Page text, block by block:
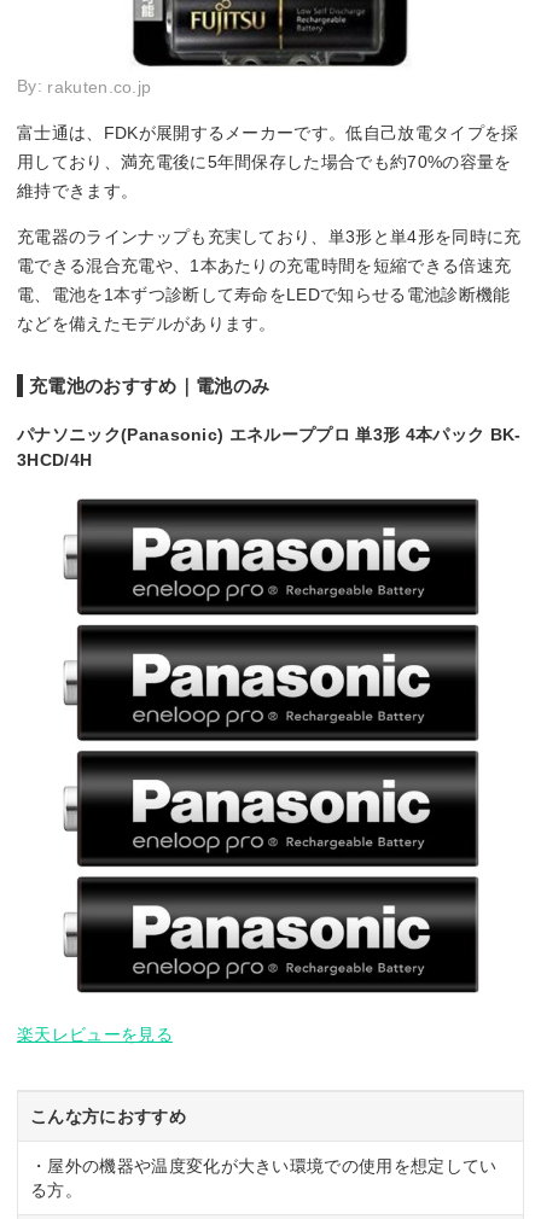
By: rakuten.co.jp
富士通は、FDKが展開するメーカーです。低自己放電タイプを採
用しており、満充電後に5年間保存した場合でも約70%の容量を
維持できます。
充電器のラインナップも充実しており、単3形と単4形を同時に充
電できる混合充電や、1本あたりの充電時間を短縮できる倍速充
電、電池を1本ずつ診断して寿命をLEDで知らせる電池診断機能
などを備えたモデルがあります。
充電池のおすすめ｜電池のみ
パナソニック(Panasonic) エネループプロ 単3形 4本パック BK-
3HCD/4H
楽天レビューを見る
こんな方におすすめ
・屋外の機器や温度変化が大きい環境での使用を想定してい
る方。